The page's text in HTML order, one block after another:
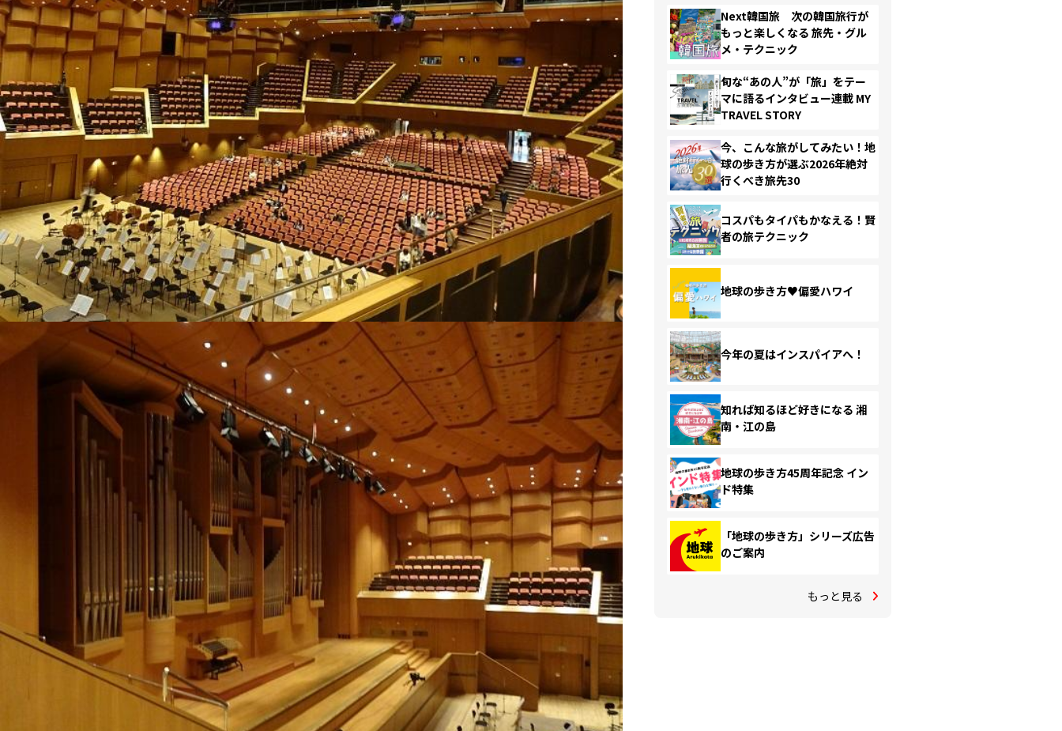
Next韓国旅 次の韓国旅行が
もっと楽しくなる 旅先・グル
メ・テクニック
旬な“あの人”が「旅」をテー
マに語るインタビュー連載 MY
TRAVEL STORY
今、こんな旅がしてみたい！地
球の歩き方が選ぶ2026年絶対
行くべき旅先30
コスパもタイパもかなえる！賢
者の旅テクニック
地球の歩き方♥偏愛ハワイ
今年の夏はインスパイアへ！
知れば知るほど好きになる 湘
南・江の島
地球の歩き方45周年記念 イン
ド特集
「地球の歩き方」シリーズ広告
のご案内
もっと見る